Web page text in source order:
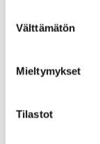
valinta
Välttämätön
Mieltymykset
Tilastot